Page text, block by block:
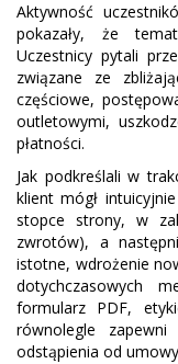
Aktywność
pokazały, że
Uczestnicy pytali
związane ze
częściowe,
outletowymi,
płatności.
Jak podkreślali w
klient mógł
stopce strony, w
zwrotów), a
istotne, wdrożenie
dotychczasowych
formularz PDF,
równolegle
odstąpienia od